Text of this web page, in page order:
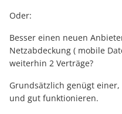
Oder:
Besser einen neuen
Netzabdeckung ( mobile
weiterhin 2 Verträge?
Grundsätzlich genügt
und gut funktionieren.